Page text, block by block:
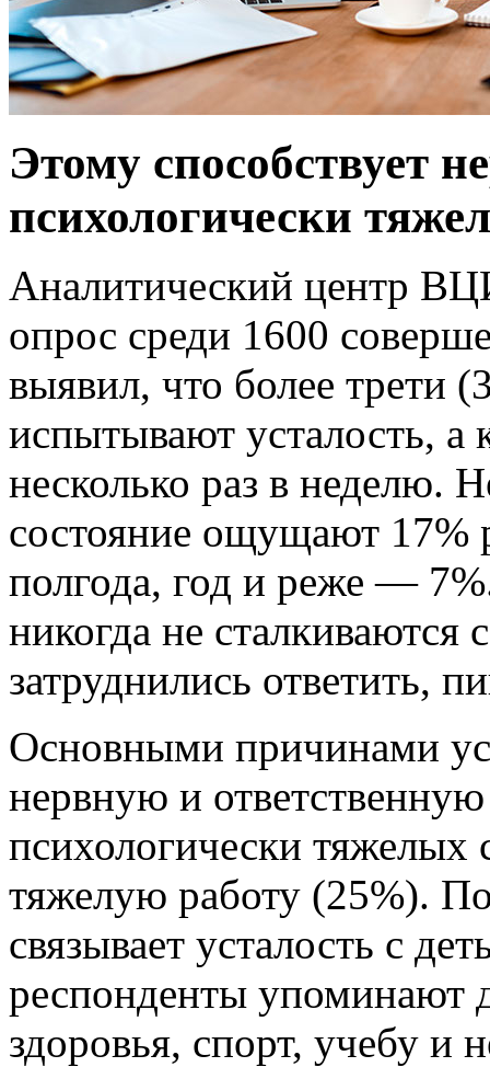
Этому способствует
психологически
Аналитический центр
опрос среди 1600
выявил, что более трети
испытывают усталость,
несколько раз в неделю.
состояние ощущают 17%
полгода, год и реже —
никогда не сталкиваются
затруднились ответить,
Основными причинами
нервную и
психологически
тяжелую работу (25%).
связывает усталость с
респонденты упоминают
здоровья, спорт, учебу и